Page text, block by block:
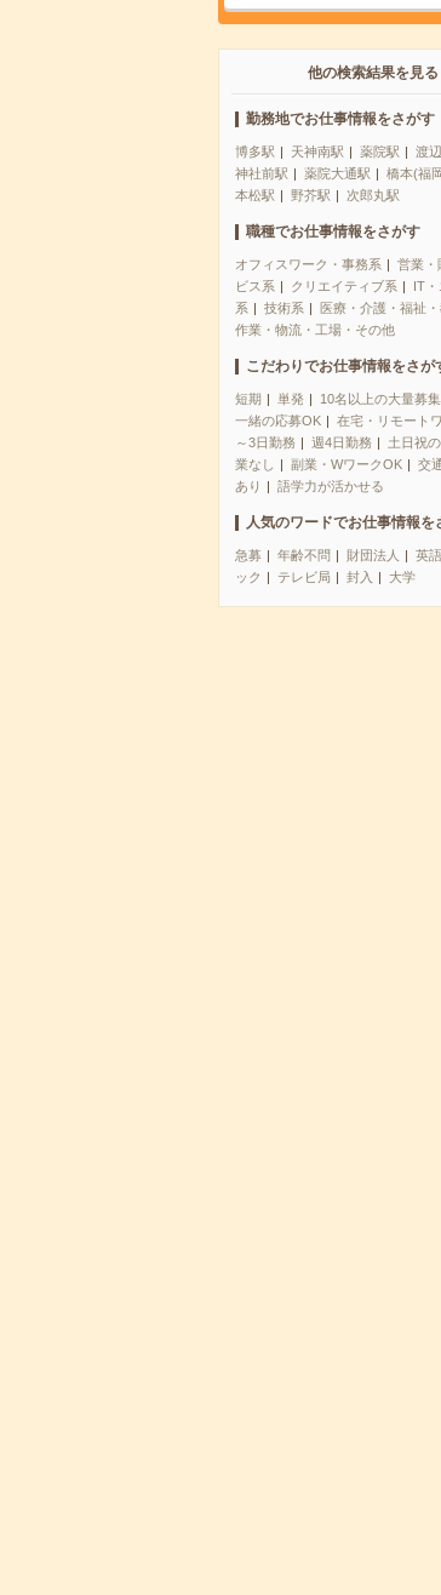
他の検索結果を見る
勤務地でお仕事情報をさがす
博多駅 天神南駅 薬院駅 渡
神社前駅
薬院大通駅 橋本(福
本松駅
野芥駅 次郎丸駅
職種でお仕事情報をさがす
オフィスワーク・事務系
営業・
ビス系
クリエイティブ系
IT
系
技術系 医療・介護・福祉
作業・物流・工場・その他
こだわりでお仕事情報をさが
短期 単発 10名以上の大量募集
一緒の応募OK
在宅・リモート
～3日勤務
週4日勤務 土日祝
業なし
副業・WワークOK
交
あり
語学力が活かせる
人気のワードでお仕事情報を
急募 年齢不問 財団法人 英語
ック
テレビ局 封入 大学